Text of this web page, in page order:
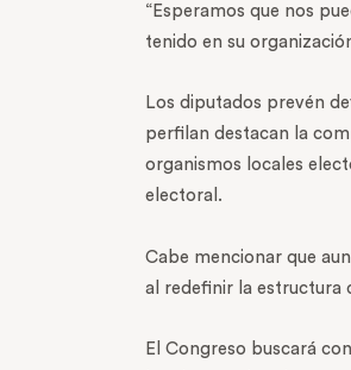
“Esperamos que nos
tenido en su
Los diputados prevén
perfilan destacan la
organismos locales
electoral.
Cabe mencionar que
al redefinir la estructura
El Congreso buscará